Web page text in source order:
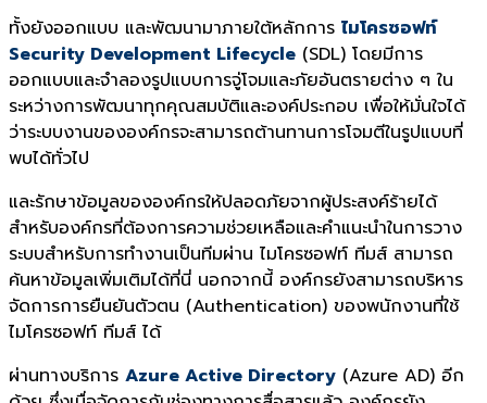
ทั้งยังออกแบบ และพัฒนามาภายใต้หลักการ ไมโครซอฟท์
Security Development Lifecycle (SDL) โดยมีการ
ออกแบบและจำลองรูปแบบการจู่โจมและภัยอันตรายต่าง ๆ ใน
ระหว่างการพัฒนาทุกคุณสมบัติและองค์ประกอบ เพื่อให้มั่นใจได้
ว่าระบบงานขององค์กรจะสามารถต้านทานการโจมตีในรูปแบบที่
พบได้ทั่วไป
และรักษาข้อมูลขององค์กรให้ปลอดภัยจากผู้ประสงค์ร้ายได้
สำหรับองค์กรที่ต้องการความช่วยเหลือและคำแนะนำในการวาง
ระบบสำหรับการทำงานเป็นทีมผ่าน ไมโครซอฟท์ ทีมส์ สามารถ
ค้นหาข้อมูลเพิ่มเติมได้ที่นี่ นอกจากนี้ องค์กรยังสามารถบริหาร
จัดการการยืนยันตัวตน (Authentication) ของพนักงานที่ใช้
ไมโครซอฟท์ ทีมส์ ได้
ผ่านทางบริการ Azure Active Directory (Azure AD) อีก